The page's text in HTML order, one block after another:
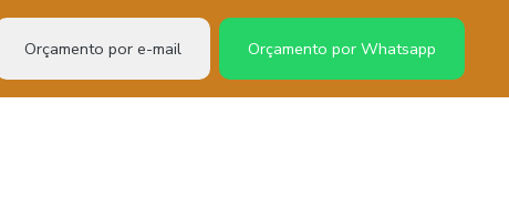
Orçamento por e-mail Orçamento por Whatsapp